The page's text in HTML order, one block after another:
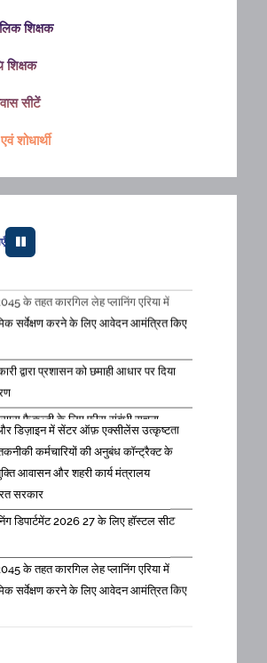
शिक्षक
शिक्षक
सीटें
शोधार्थी
डिज़ाइन में सेंटर ऑफ़ एक्सीलेंस उत्कृष्टता
आवासन और शहरी कार्य मंत्रालय
सरकार
डिपार्टमेंट 2026 27 के लिए हॉस्टल सीट
सर्वेक्षण करने के लिए आवेदन आमंत्रित किए
द्वारा प्रशासन को छमाही आधार पर दिया
फैकल्टी के लिए फीस संबंधी सूचना
डिग्री के प्रथम एकीकृत सेमेस्टर के लिए
की भर्ती
पर सीनियर एडमिनिस्ट्रेटिव ऑफिसर
लोहाघाट और पाटी के लिए तीन अलग
मास्टर प्लान तैयार करने के प्रोजेक्ट के
प्रोजेक्ट एसोसिएट के पद के लिए विज्ञापन
27 के लिए भारतीय और विदेशी छात्रों हेतु
की फीस का विवरण
फर्स्ट इंटीग्रेटेड सेमेस्टर के लिए रिसर्च
27 जुलाई से दिसंबर 2026 तक
और डिज़ाइन में सेंटर ऑफ़ एक्सीलेंस उत्कृष्टता
कर्मचारियों की अनुबंध कॉन्ट्रैक्ट के
आवासन और शहरी कार्य मंत्रालय
सरकार
डिपार्टमेंट 2026 27 के लिए हॉस्टल सीट
के तहत कारगिल लेह प्लानिंग एरिया में
सर्वेक्षण करने के लिए आवेदन आमंत्रित किए
द्वारा प्रशासन को छमाही आधार पर दिया
फैकल्टी के लिए फीस संबंधी सूचना